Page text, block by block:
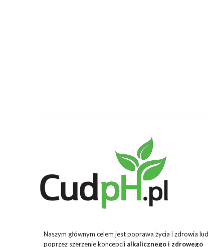
Naszym głównym celem jest poprawa życia i zdrowia
poprzez szerzenie koncepcji alkalicznego i zdrowego